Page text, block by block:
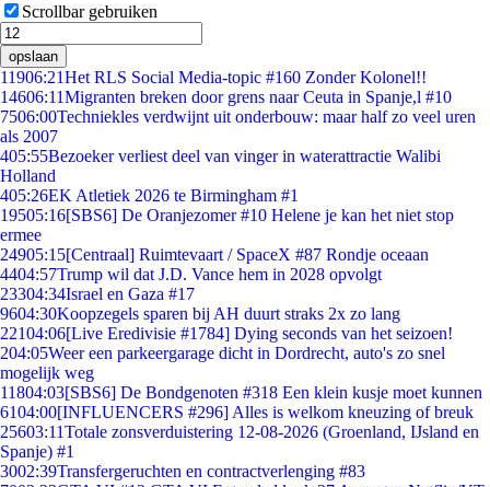
Scrollbar gebruiken
opslaan
11906:21Het RLS Social Media-topic #160 Zonder Kolonel!!
14606:11Migranten breken door grens naar Ceuta in Spanje,l #10
7506:00Techniekles verdwijnt uit onderbouw: maar half zo veel uren
als 2007
405:55Bezoeker verliest deel van vinger in waterattractie Walibi
Holland
405:26EK Atletiek 2026 te Birmingham #1
19505:16[SBS6] De Oranjezomer #10 Helene je kan het niet stop
ermee
24905:15[Centraal] Ruimtevaart / SpaceX #87 Rondje oceaan
4404:57Trump wil dat J.D. Vance hem in 2028 opvolgt
23304:34Israel en Gaza #17
9604:30Koopzegels sparen bij AH duurt straks 2x zo lang
22104:06[Live Eredivisie #1784] Dying seconds van het seizoen!
204:05Weer een parkeergarage dicht in Dordrecht, auto's zo snel
mogelijk weg
11804:03[SBS6] De Bondgenoten #318 Een klein kusje moet kunnen
6104:00[INFLUENCERS #296] Alles is welkom kneuzing of breuk
25603:11Totale zonsverduistering 12-08-2026 (Groenland, IJsland en
Spanje) #1
3002:39Transfergeruchten en contractverlenging #83